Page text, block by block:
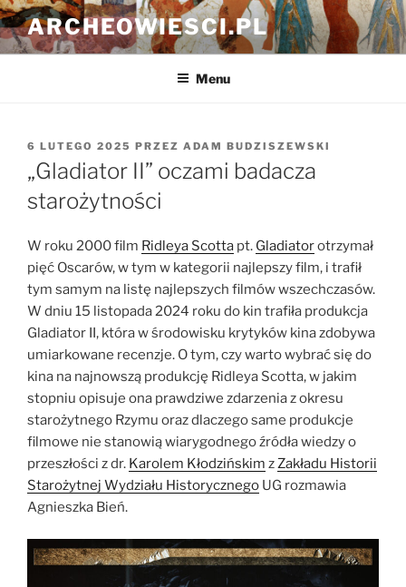
Przejdź
do
treści
ARCHEOWIESCI.PL
Menu
OPUBLIKOWANE
6 LUTEGO 2025 PRZEZ ADAM BUDZISZEWSKI
„Gladiator II” oczami badacza
starożytności
W roku 2000 film Ridleya Scotta pt. Gladiatorotrzymał
pięć Oscarów, w tym w kategorii najlepszy film, i trafił
tym samym na listę najlepszych filmów wszechczasów.
W dniu 15 listopada 2024 roku do kin trafiła produkcja
Gladiator II, która w środowisku krytyków kina zdobywa
umiarkowane recenzje. O tym, czy warto wybrać się do
kina na najnowszą produkcję Ridleya Scotta, w jakim
stopniu opisuje ona prawdziwe zdarzenia z okresu
starożytnego Rzymu oraz dlaczego same produkcje
filmowe nie stanowią wiarygodnego źródła wiedzy o
przeszłości z dr. Karolem Kłodzińskim zZakładu Historii
Starożytnej Wydziału Historycznego UG rozmawia
Agnieszka Bień.